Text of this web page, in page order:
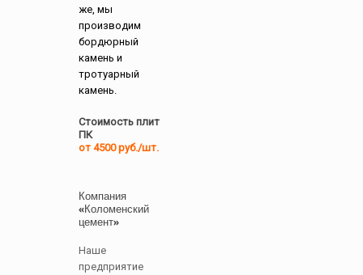
же, мы
производим
бордюрный
камень и
тротуарный
камень.
Стоимость плит
ПК
от 4500 руб./шт.
Компания
«Коломенский
цемент»
Наше
предприятие